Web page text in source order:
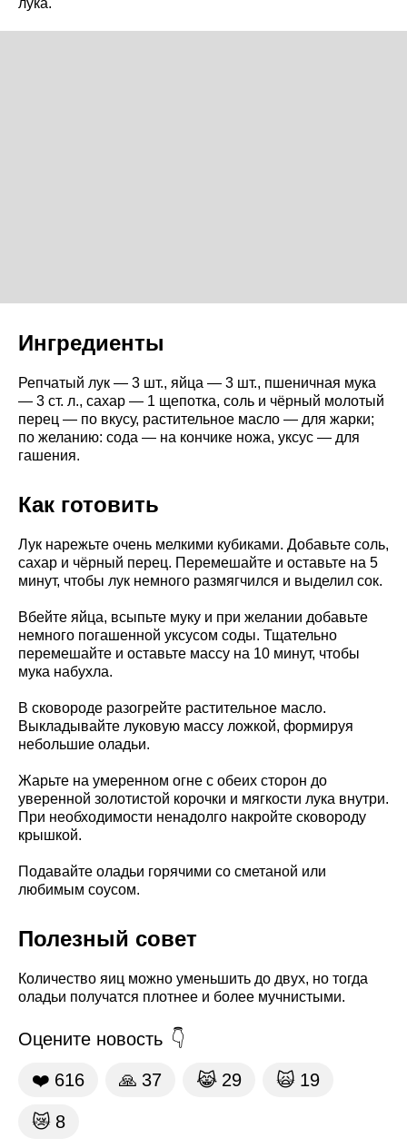
Ингредиенты
Репчатый лук — 3 шт., яйца — 3 шт., пшеничная мука
— 3 ст. л., сахар — 1 щепотка, соль и чёрный молотый
перец — по вкусу, растительное масло — для жарки;
по желанию: сода — на кончике ножа, уксус — для
гашения.
Как готовить
Лук нарежьте очень мелкими кубиками. Добавьте соль,
сахар и чёрный перец. Перемешайте и оставьте на 5
минут, чтобы лук немного размягчился и выделил сок.
Вбейте яйца, всыпьте муку и при желании добавьте
немного погашенной уксусом соды. Тщательно
перемешайте и оставьте массу на 10 минут, чтобы
мука набухла.
В сковороде разогрейте растительное масло.
Выкладывайте луковую массу ложкой, формируя
небольшие оладьи.
Жарьте на умеренном огне с обеих сторон до
уверенной золотистой корочки и мягкости лука внутри.
При необходимости ненадолго накройте сковороду
крышкой.
Подавайте оладьи горячими со сметаной или
любимым соусом.
Полезный совет
Количество яиц можно уменьшить до двух, но тогда
оладьи получатся плотнее и более мучнистыми.
Оцените новость
❤️ 616 🙏 37 😹 29 🙀 19
😿 8